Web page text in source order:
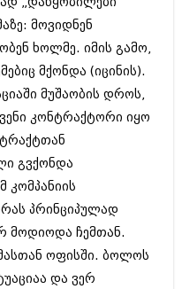
მოვიდნენ
ხოლმე. იმის გამო,
მქონდა (იცინის).
მუშაობის დროს,
კონტრაქტორი იყო
გვქონდა
კომპანიის
პრინციპულად
მოდიოდა ჩემთან.
ოფისში. ბოლოს
და ვერ